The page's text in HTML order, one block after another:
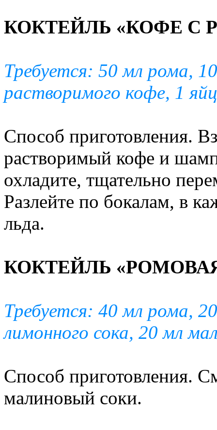
КОКТЕЙЛЬ «КОФЕ С
Требуется: 50 мл рома,
растворимого кофе, 1
Способ приготовления.
растворимый кофе и
охладите, тщательно
Разлейте по бокалам, в
льда.
КОКТЕЙЛЬ
Требуется: 40 мл рома,
лимонного сока, 20 мл
Способ приготовления.
малиновый соки.